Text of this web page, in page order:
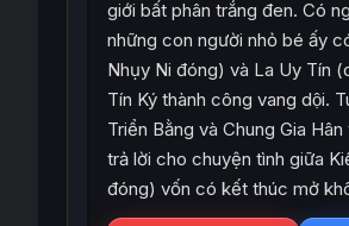
giới bất phân trắng đen. Có
những con người nhỏ bé ấy
Nhụy Ni đóng) và La Uy Tín
Tín Ký thành công vang dội.
Triển Bằng và Chung Gia
trả lời cho chuyện tình giữa
đóng) vốn có kết thúc mở